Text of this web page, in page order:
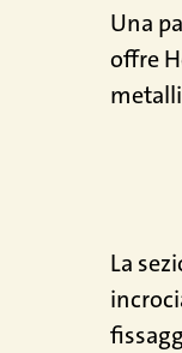
Una
offre
La